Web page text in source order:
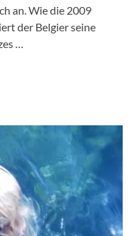
an. Wie die 2009
der Belgier seine
…